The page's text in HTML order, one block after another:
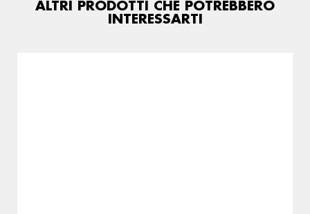
ALTRI PRODOTTI CHE POTREBBERO
INTERESSARTI